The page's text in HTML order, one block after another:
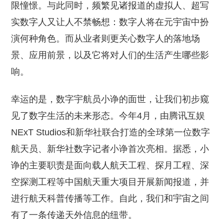
限憧憬。与此同时，频繁见诸报道的虚拟人、超写
实数字人又让人不禁畅想：数字人将在元宇宙中扮
演何种角色。而从业者则更关心数字人的落地场
景、应用前景，以及它将对人们的生活产生哪些影
响。
幸运的是，数字宇航员小诤的面世，让我们初步窥
见了数字生活的未来形态。今年4月，由腾讯互娱
NExT Studios和新华社联合打造的全球第一位数字
航天员、新华社数字记者小诤首次亮相。据悉，小
诤的主要职责是面向载人航天工程、探月工程、深
空探测工程等中国航天重大项目开展新闻报道，并
进行航天科普传播等工作。自此，我们和宇宙之间
有了一条传递天外信息的纽带。